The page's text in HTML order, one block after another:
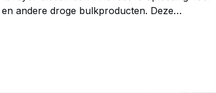
andere droge bulkproducten. Deze
sinds 1958 continu verfijnd om te